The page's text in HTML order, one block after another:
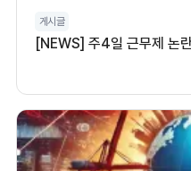
게시글
[NEWS] 주4일 근무제 논